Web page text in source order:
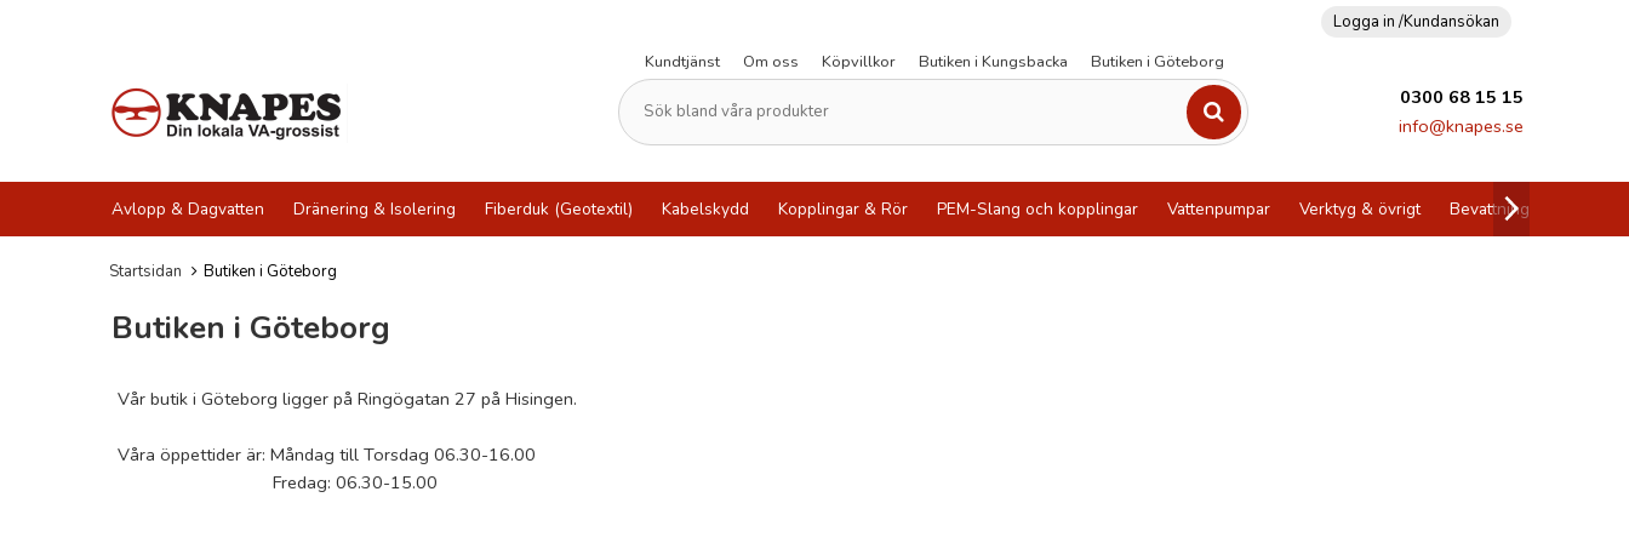
Logga in /Kundansökan
Kundtjänst
Om oss Köpvillkor Butiken i Kungsbacka Butiken i Göteborg
0300 68 15 15
info@knapes.se
Avlopp & Dagvatten Dränering & Isolering Fiberduk (Geotextil) Kabelskydd Kopplingar & Rör PEM-Slang och kopplingar Vattenpumpar Verktyg & övrigt Bevattning
Startsidan Butiken i Göteborg
Butiken i Göteborg
Vår butik i Göteborg ligger på Ringögatan 27 på Hisingen.
Våra öppettider är: Måndag till Torsdag 06.30-16.00
Fredag: 06.30-15.00